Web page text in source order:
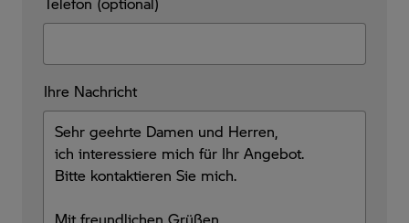
Ihre Nachricht